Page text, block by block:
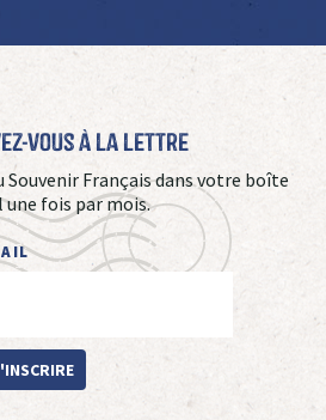
vous à La Lettre
Souvenir Français dans votre boîte
une fois par mois.